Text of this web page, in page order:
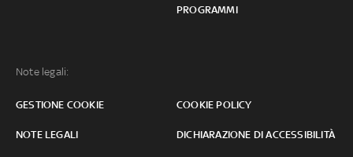
PROGRAMMI
Note legali:
GESTIONE COOKIE COOKIE POLICY
NOTE LEGALI DICHIARAZIONE DI ACCESSIBILITÀ